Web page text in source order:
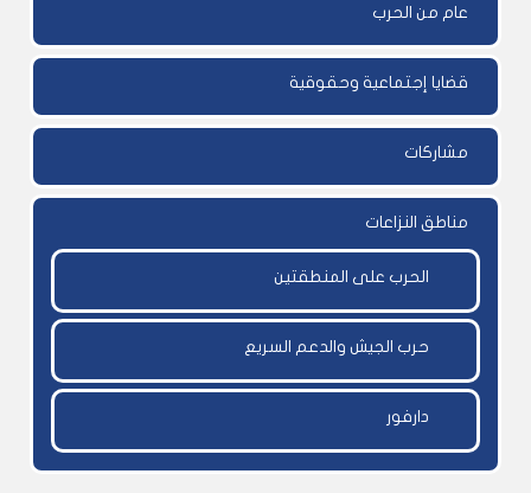
عام من الحرب
قضايا إجتماعية وحقوقية
مشاركات
مناطق النزاعات
الحرب على المنطقتين
حرب الجيش والدعم السريع
دارفور